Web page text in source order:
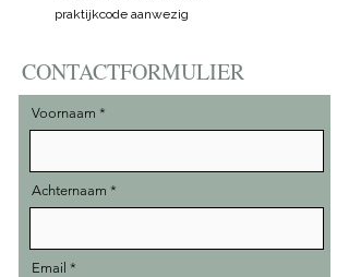
praktijkcode aanwezig
CONTACTFORMULIER
Voornaam
Achternaam
Email